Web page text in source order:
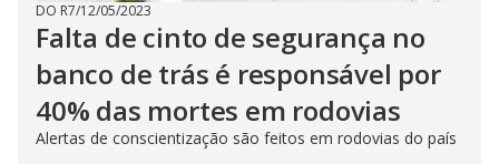
DO R7/12/05/2023
Falta de cinto de segurança no
banco de trás é responsável por
40% das mortes em rodovias
Alertas de conscientização são feitos em rodovias do país